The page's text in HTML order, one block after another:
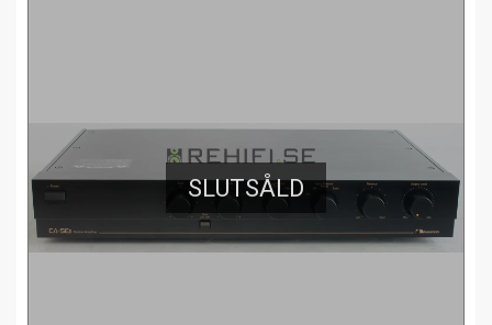
SLUTSÅLD